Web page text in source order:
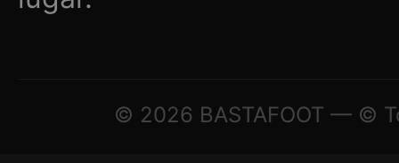
© 2026 BASTAFOOT — ©